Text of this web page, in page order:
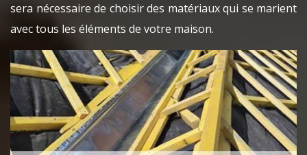
sera nécessaire de choisir des matériaux qui se marient
avec tous les éléments de votre maison.